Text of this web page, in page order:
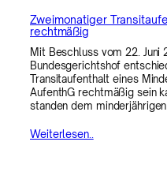
Zweimonatiger
rechtmäßig
Mit Beschluss vom 22. Juni
Bundesgerichtshof
Transitaufenthalt eines
AufenthG rechtmäßig sein
standen dem
Weiterlesen..